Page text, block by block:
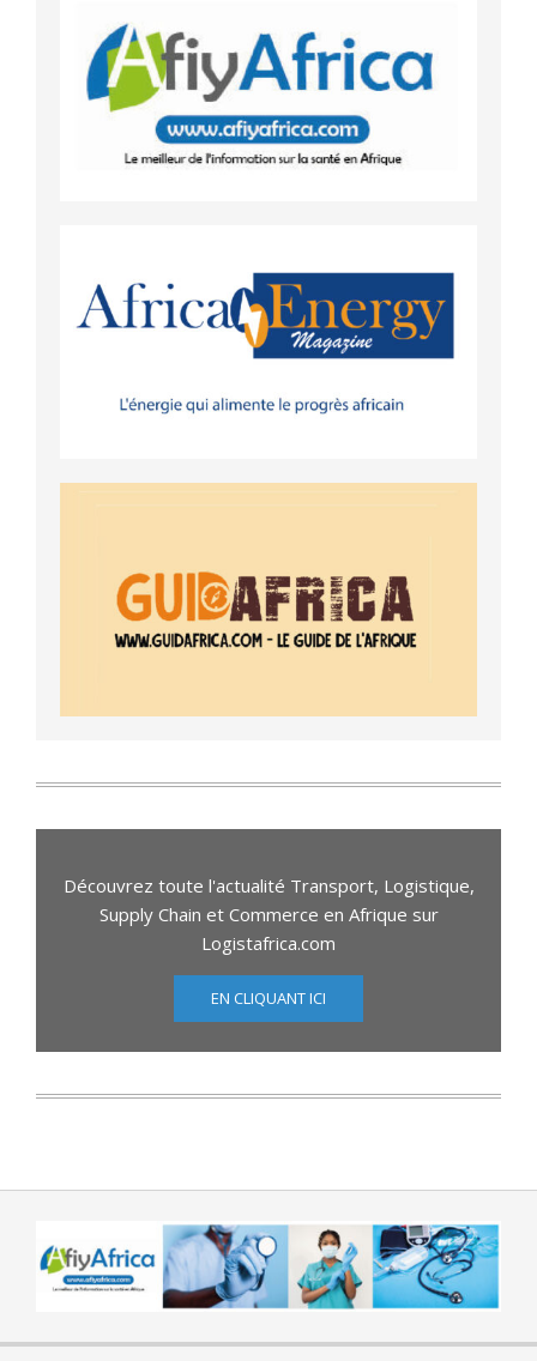
Découvrez toute l'actualité Transport, Logistique,
Supply Chain et Commerce en Afrique sur
Logistafrica.com
EN CLIQUANT ICI